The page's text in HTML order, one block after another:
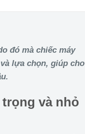
đó mà chiếc máy
lựa chọn, giúp cho
trọng và nhỏ